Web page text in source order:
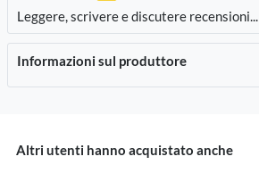
Leggere, scrivere e discutere recensioni...
Informazioni sul produttore
Altri utenti hanno acquistato anche